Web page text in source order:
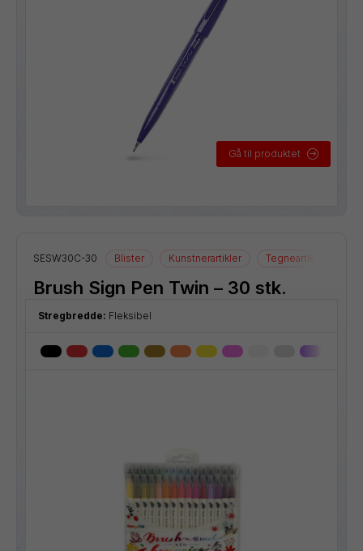
Gå til produktet
SESW30C-30 Blister Kunstnerartikler Tegneartikler
Brush Sign Pen Twin – 30 stk.
Stregbredde: Fleksibel